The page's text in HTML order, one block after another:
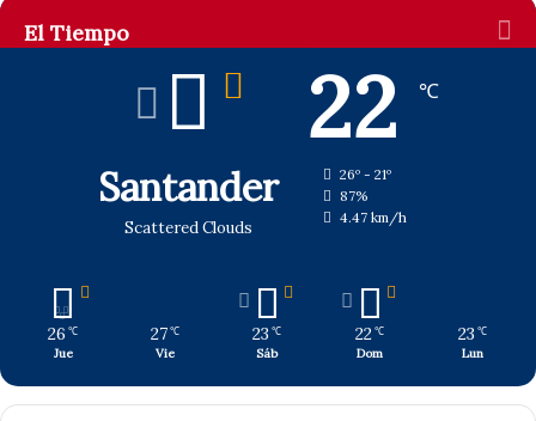
El Tiempo
Santander
Scattered Clouds
22 ℃
26º - 21º
87%
4.47 km/h
26 ℃
Jue
27 ℃
Vie
23 ℃
Sáb
22 ℃
Dom
23 ℃
Lun